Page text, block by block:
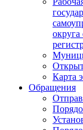
округа
Карта
Обращения